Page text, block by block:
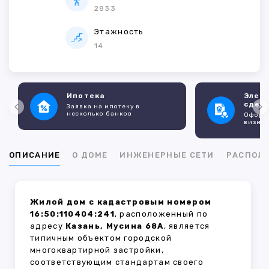
2833
Этажность
14
Ипотека
Заявка на ипотеку в
несколько банков
ОПИСАНИЕ О ДОМЕ ИНЖЕНЕРНЫЕ СЕТИ
Жилой дом с кадастровым номером
16:50:110404:241, расположенный по
адресу Казань, Мусина 68А, является
типичным объектом городской
многоквартирной застройки,
соответствующим стандартам своего